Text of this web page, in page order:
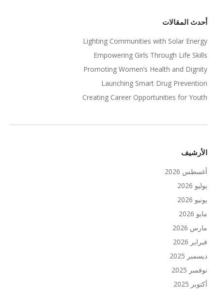
أحدث المقالات
Lighting Communities with Solar Energy
Empowering Girls Through Life Skills
Promoting Women’s Health and Dignity
Launching Smart Drug Prevention
Creating Career Opportunities for Youth
الأرشيف
أغسطس 2026
يوليو 2026
يونيو 2026
مايو 2026
مارس 2026
فبراير 2026
ديسمبر 2025
نوفمبر 2025
أكتوبر 2025